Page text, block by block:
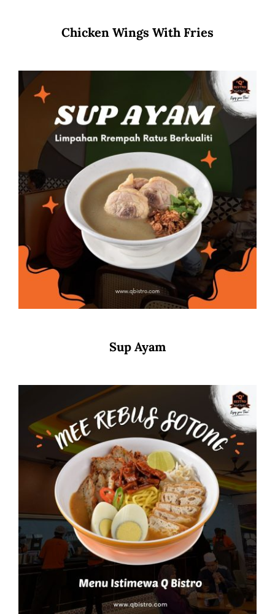
Chicken Wings With Fries
Sup Ayam